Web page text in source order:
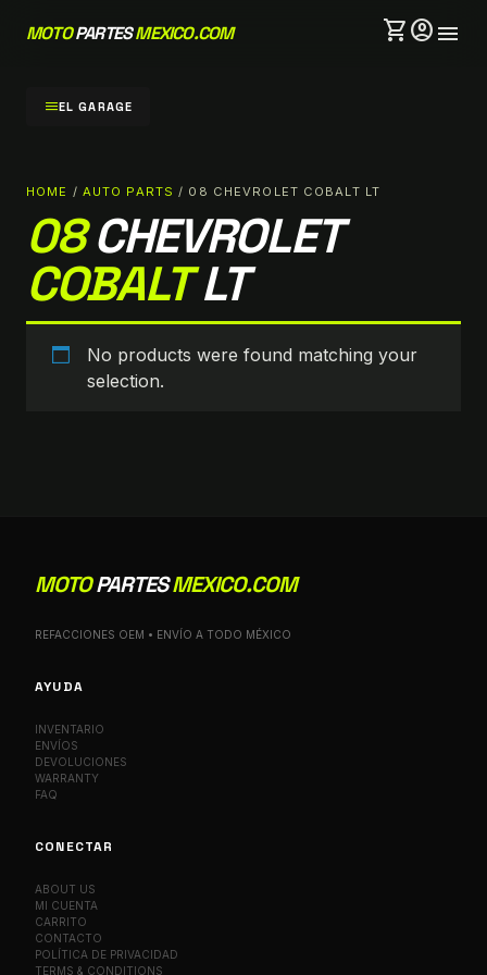
MOTOPARTESMEXICO.COM shopping_cartaccount_circlemenu
menuEL GARAGE
HOME / AUTO PARTS / 08 CHEVROLET COBALT LT
08 CHEVROLET
COBALT LT
No products were found matching your
selection.
MOTOPARTESMEXICO.COM
REFACCIONES OEM • ENVÍO A TODO MÉXICO
AYUDA
INVENTARIO
ENVÍOS
DEVOLUCIONES
WARRANTY
FAQ
CONECTAR
ABOUT US
MI CUENTA
CARRITO
CONTACTO
POLÍTICA DE PRIVACIDAD
TERMS & CONDITIONS